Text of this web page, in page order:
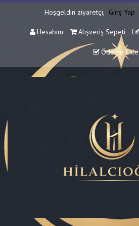
Hoşgeldin ziyaretçi, Giriş Yap
Hesabım Alışveriş Sepeti
Ödeme Ekle